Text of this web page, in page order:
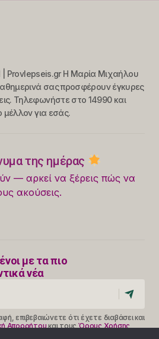
| Provlepseis.gr Η Μαρία Μιχαήλου
σας προσφέρουν έγκυρες
Τηλεφωνήστε στο 14990 και
μέλλον για εσάς.
της ημέρας
— αρκεί να ξέρεις πώς να
ακούσεις.
με τα πιο
νέα
επιβεβαιώνετε ότι έχετε διαβάσει και
Απορρήτουκαι τουςΌρους Χρήσης